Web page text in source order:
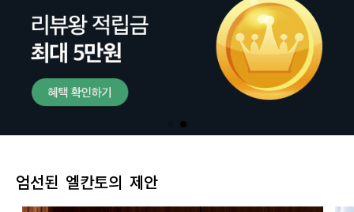
엄선된 엘칸토의 제안